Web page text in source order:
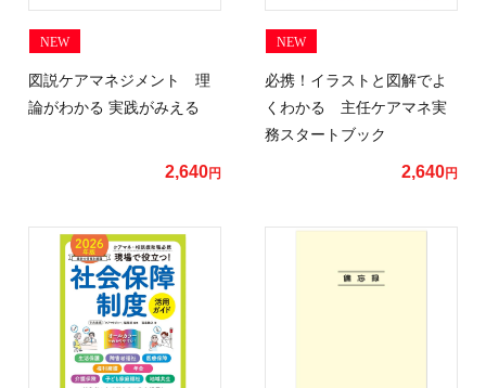
NEW
図説ケアマネジメント 理
論がわかる 実践がみえる
2,640円
NEW
必携！イラストと図解でよ
くわかる 主任ケアマネ実
務スタートブック
2,640円